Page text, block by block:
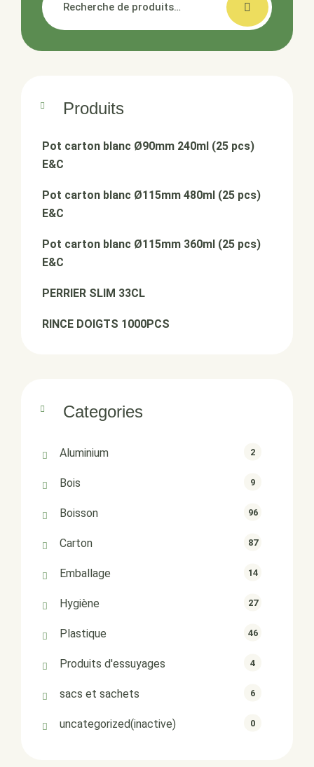
pour :
Produits
Pot carton blanc Ø90mm 240ml (25 pcs)
E&C
Pot carton blanc Ø115mm 480ml (25 pcs)
E&C
Pot carton blanc Ø115mm 360ml (25 pcs)
E&C
PERRIER SLIM 33CL
RINCE DOIGTS 1000PCS
Categories
Aluminium 2
Bois 9
Boisson 96
Carton 87
Emballage 14
Hygiène 27
Plastique 46
Produits d'essuyages 4
sacs et sachets 6
uncategorized(inactive) 0